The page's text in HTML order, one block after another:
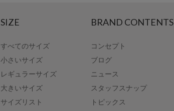
SIZE
すべてのサイズ
小さいサイズ
レギュラーサイズ
大きいサイズ
サイズリスト
BRAND CONTENTS
コンセプト
ブログ
ニュース
スタッフスナップ
トピックス